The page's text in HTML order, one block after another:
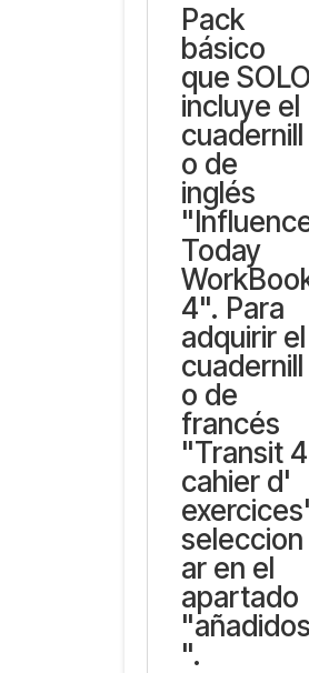
Pack
básico
que SOLO
incluye el
cuadernill
o de
inglés
Today
4". Para
adquirir el
cuadernill
o de
francés
"Transit 4
cahier d'
seleccion
ar en el
apartado
"añadidos
".